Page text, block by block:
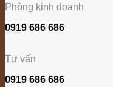
Phòng kinh doanh
0919 686 686
Tư vấn
0919 686 686